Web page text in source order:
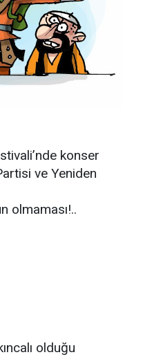
konser
ve Yeniden
olmaması!..
olduğu